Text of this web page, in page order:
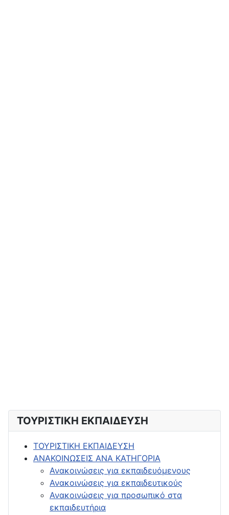
ΤΟΥΡΙΣΤΙΚΗ ΕΚΠΑΙΔΕΥΣΗ
ΤΟΥΡΙΣΤΙΚΗ ΕΚΠΑΙΔΕΥΣΗ
ΑΝΑΚΟΙΝΩΣΕΙΣ ΑΝΑ ΚΑΤΗΓΟΡΙΑ
Ανακοινώσεις για εκπαιδευόμενους
Ανακοινώσεις για εκπαιδευτικούς
Ανακοινώσεις για προσωπικό στα
εκπαιδευτήρια